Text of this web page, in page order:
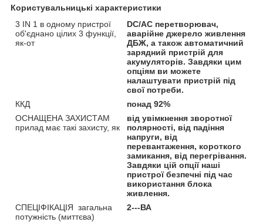
Користувальницькі характеристики
3 IN 1 в одному пристрої
об'єднано цілих 3 функції,
як-от
DC/AC перетворювач,
аварійне джерело живлення
ДБЖ, а також автоматичний
зарядний пристрій для
акумуляторів. Завдяки цим
опціям ви можете
налаштувати пристрій під
свої потреби.
ККД
понад 92%
ОСНАЩЕНА ЗАХИСТАМ
прилад має такі захисту, як
від увімкнення зворотної
полярності, від падіння
напруги, від
перевантаження, короткого
замикання, від перегрівання.
Завдяки цій опції наші
пристрої безпечні під час
використання блока
живлення.
СПЕЦІФІКАЦІЯ загальна
потужність (миттєва)
2---ВА